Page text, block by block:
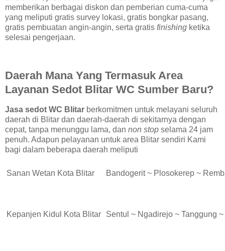
memberikan berbagai diskon dan pemberian cuma-cuma
yang meliputi gratis survey lokasi, gratis bongkar pasang,
gratis pembuatan angin-angin, serta gratis finishing ketika
selesai pengerjaan.
Daerah Mana Yang Termasuk Area
Layanan Sedot Blitar WC Sumber Baru?
Jasa sedot WC Blitar berkomitmen untuk melayani seluruh
daerah di Blitar dan daerah-daerah di sekitarnya dengan
cepat, tanpa menunggu lama, dan non stop selama 24 jam
penuh. Adapun pelayanan untuk area Blitar sendiri Kami
bagi dalam beberapa daerah meliputi
Sanan Wetan Kota Blitar Bandogerit ~ Plosokerep ~
Kepanjen Kidul Kota Blitar Sentul ~ Ngadirejo ~ Tanggung